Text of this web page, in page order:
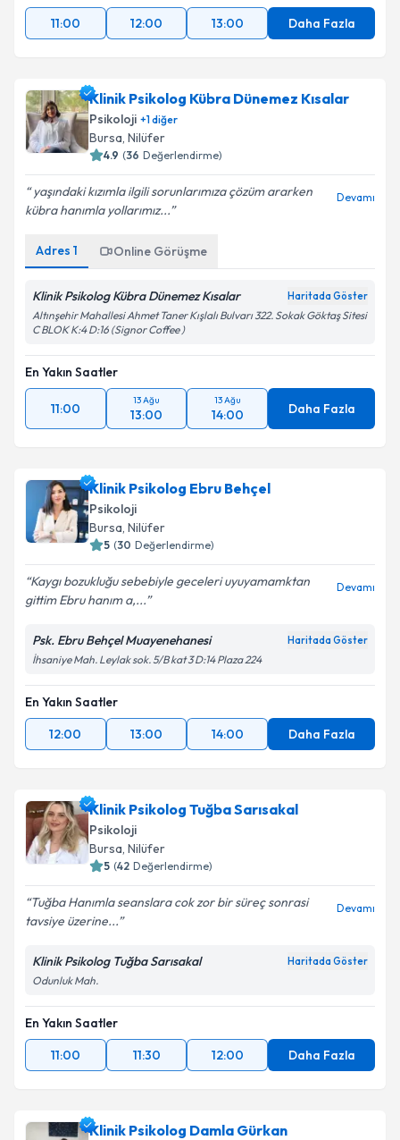
11:00
12:00 13:00 Daha Fazla
Klinik Psikolog Kübra Dünemez Kısalar
Psikoloji +1diğer
Bursa, Nilüfer
4.9 (36 Değerlendirme)
yaşındaki kızımla ilgili sorunlarımıza çözüm ararken
kübra hanımla yollarımız...
Devamı
Adres 1 Online Görüşme
Klinik Psikolog Kübra Dünemez Kısalar Haritada Göster
Altınşehir Mahallesi Ahmet Taner Kışlalı Bulvarı 322. Sokak Göktaş Sitesi
C BLOK K:4 D:16 (Signor Coffee )
En Yakın Saatler
11:00
13 Ağu
13:00
13 Ağu
14:00 Daha Fazla
Klinik Psikolog Ebru Behçel
Psikoloji
Bursa, Nilüfer
5 (30 Değerlendirme)
Kaygı bozukluğu sebebiyle geceleri uyuyamamktan
gittim Ebru hanım a,...
Devamı
Psk. Ebru Behçel Muayenehanesi Haritada Göster
İhsaniye Mah. Leylak sok. 5/B kat 3 D:14 Plaza 224
En Yakın Saatler
12:00
13:00 14:00 Daha Fazla
Klinik Psikolog Tuğba Sarısakal
Psikoloji
Bursa, Nilüfer
5 (42 Değerlendirme)
Tuğba Hanımla seanslara cok zor bir süreç sonrasi
tavsiye üzerine...
Devamı
Klinik Psikolog Tuğba Sarısakal Haritada Göster
Odunluk Mah.
En Yakın Saatler
11:00
11:30 12:00 Daha Fazla
Klinik Psikolog Damla Gürkan